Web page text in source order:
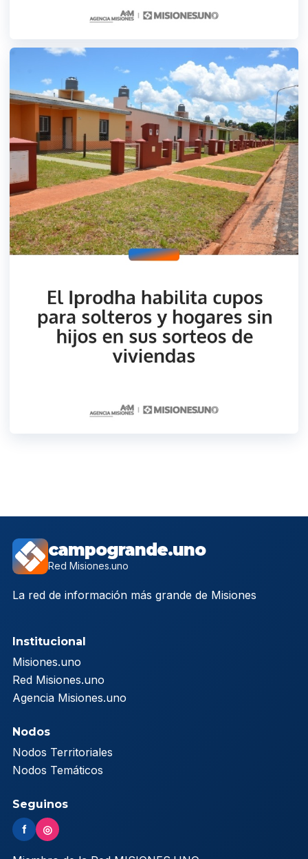
campogrande.uno
Red Misiones.uno
La red de información más grande de Misiones
Institucional
Misiones.uno
Red Misiones.uno
Agencia Misiones.uno
Nodos
Nodos Territoriales
Nodos Temáticos
Seguinos
f ◎